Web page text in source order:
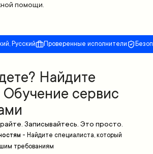
помощи.
Русский Проверенные исполнители
Найдите
сервис
Записывайтесь. Это просто.
- Найдите специалиста, который
требованиям